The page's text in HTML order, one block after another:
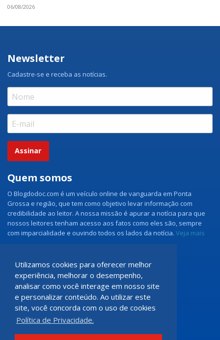
Utilizamos cookies para oferecer melhor
experiência, melhorar o desempenho,
analisar como você interage em nosso site
e personalizar conteúdo. Ao utilizar este
site, você concorda com o uso de cookies
Política de Privacidade.
06/08/2026
Newsletter
Cadastre-se e receba as notícias.
Assinar
Quem somos
O Blogdodoc.com é um veículo online de vanguarda em Ponta
Grossa e região, que tem como objetivo levar informação com
credibilidade ao leitor. A nossa missão é apurar a notícia para que
nossos leitores tenham acesso aos fatos como eles são, sempre
com imparcialidade e ouvindo todos os lados da notícia. Veja mais
Grupo Doc.com
Rua Rio de Janeiro, 150 - Sala 102
CEP: 84070-060 - Nova Rússia
Ponta Grossa \ PR
programadoccom@gmail.com